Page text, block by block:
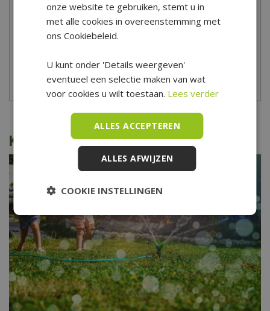
Moestuin & kweken Vaderdag cadeautips
Kijk ook eens naar de volgende berichten:
onze website te gebruiken, stemt u in
met alle cookies in overeenstemming met
ons Cookiebeleid.
U kunt onder 'Details weergeven'
eventueel een selectie maken van wat
voor cookies u wilt toestaan. Lees verder
ALLES ACCEPTEREN
ALLES AFWIJZEN
COOKIE INSTELLINGEN